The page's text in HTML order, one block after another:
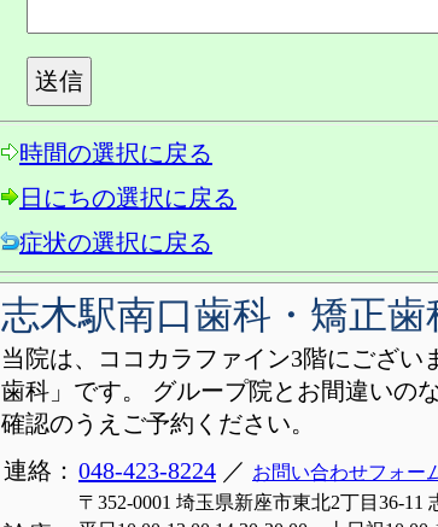
時間の選択に戻る
日にちの選択に戻る
症状の選択に戻る
志木駅南口歯科・矯正歯
当院は、ココカラファイン3階にござい
歯科」です。 グループ院とお間違いの
確認のうえご予約ください。
連絡： 048-423-8224 ／ お問い合わせフォー
〒352-0001 埼玉県新座市東北2丁目36-11